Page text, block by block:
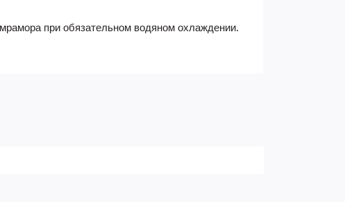
мрамора при обязательном водяном охлаждении.